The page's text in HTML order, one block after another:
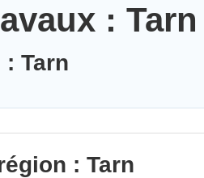
: Tarn
Tarn
: Tarn